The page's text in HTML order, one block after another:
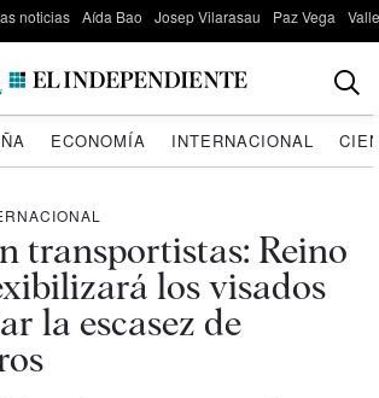
noticias Aída Bao Josep Vilarasau Paz Vega
ECONOMÍA INTERNACIONAL
transportistas: Reino
los visados
la escasez de